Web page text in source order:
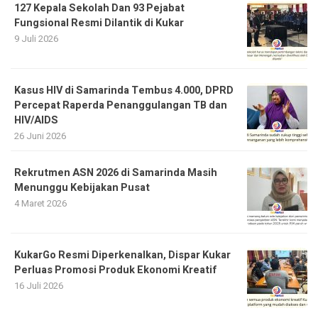
127 Kepala Sekolah Dan 93 Pejabat
Fungsional Resmi Dilantik di Kukar
9 Juli 2026
Kasus HIV di Samarinda Tembus 4.000, DPRD
Percepat Raperda Penanggulangan TB dan
HIV/AIDS
26 Juni 2026
Rekrutmen ASN 2026 di Samarinda Masih
Menunggu Kebijakan Pusat
4 Maret 2026
KukarGo Resmi Diperkenalkan, Dispar Kukar
Perluas Promosi Produk Ekonomi Kreatif
16 Juli 2026